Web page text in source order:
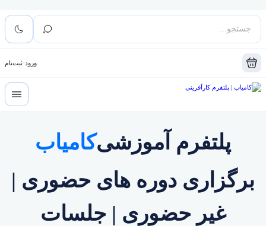
ورود ثبت‌نام
پلتفرم آموزشیکامیاب
برگزاری دوره های حضوری |
غیر حضوری | جلسات